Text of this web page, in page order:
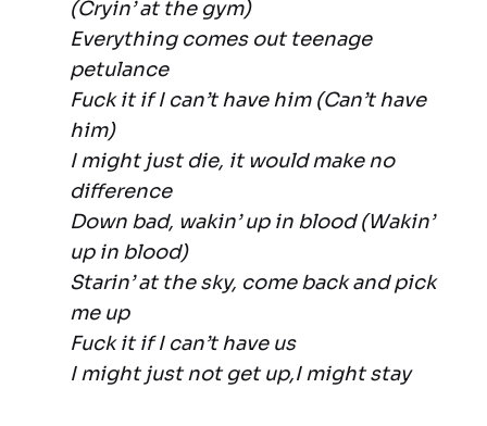
(Cryin’ at the gym)
Everything comes out teenage
petulance
Fuck it if I can’t have him (Can’t have
him)
I might just die, it would make no
difference
Down bad, wakin’ up in blood (Wakin’
up in blood)
Starin’ at the sky, come back and pick
me up
Fuck it if I can’t have us
I might just not get up,I might stay